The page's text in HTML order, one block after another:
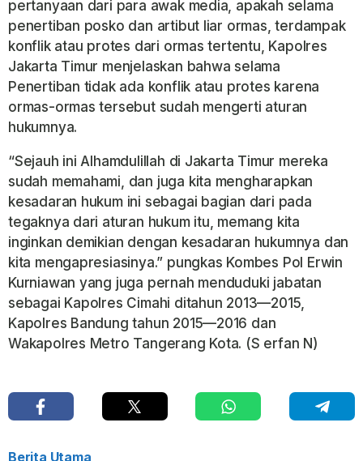
pertanyaan dari para awak media, apakah selama
penertiban posko dan artibut liar ormas, terdampak
konflik atau protes dari ormas tertentu, Kapolres
Jakarta Timur menjelaskan bahwa selama
Penertiban tidak ada konflik atau protes karena
ormas-ormas tersebut sudah mengerti aturan
hukumnya.
“Sejauh ini Alhamdulillah di Jakarta Timur mereka
sudah memahami, dan juga kita mengharapkan
kesadaran hukum ini sebagai bagian dari pada
tegaknya dari aturan hukum itu, memang kita
inginkan demikian dengan kesadaran hukumnya dan
kita mengapresiasinya.” pungkas Kombes Pol Erwin
Kurniawan yang juga pernah menduduki jabatan
sebagai Kapolres Cimahi ditahun 2013—2015,
Kapolres Bandung tahun 2015—2016 dan
Wakapolres Metro Tangerang Kota. (S erfan N)
Berita Utama